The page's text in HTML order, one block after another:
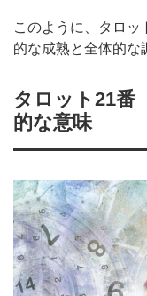
このように、タロ
的な成熟と全体的な
タロット21番
的な意味